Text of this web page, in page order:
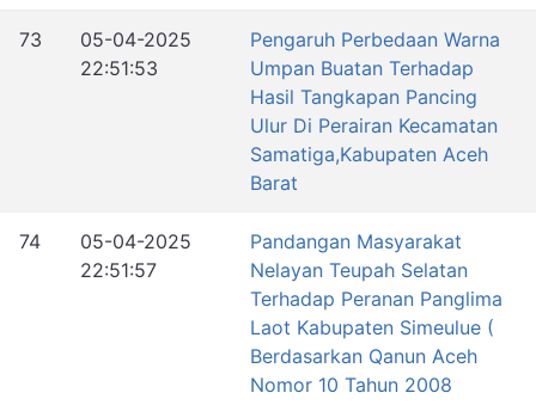
73
05-04-2025
22:51:53
Pengaruh Perbedaan Warna
Umpan Buatan Terhadap
Hasil Tangkapan Pancing
Ulur Di Perairan Kecamatan
Samatiga,Kabupaten Aceh
Barat
74
05-04-2025
22:51:57
Pandangan Masyarakat
Nelayan Teupah Selatan
Terhadap Peranan Panglima
Laot Kabupaten Simeulue (
Berdasarkan Qanun Aceh
Nomor 10 Tahun 2008